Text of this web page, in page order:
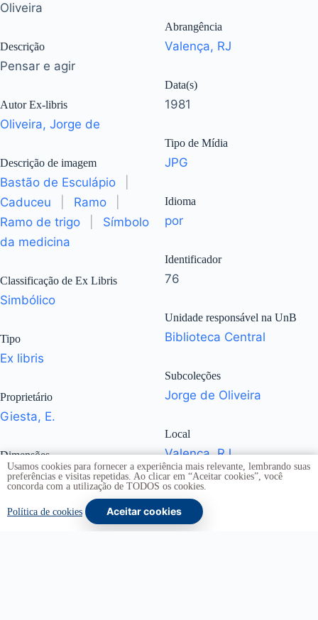
Oliveira
Descrição
Pensar e agir
Autor Ex-libris
Oliveira, Jorge de
Descrição de imagem
Bastão de Esculápio
Caduceu
Ramo
Ramo de trigo
Símbolo
da medicina
Classificação de Ex Libris
Simbólico
Tipo
Ex libris
Proprietário
Giesta, E.
Dimensões
I: 8 x 7,1 cm | S: 10,6 x
Abrangência
Valença, RJ
Data(s)
1981
Tipo de Mídia
JPG
Idioma
por
Identificador
76
Unidade responsável na UnB
Biblioteca Central
Subcoleções
Jorge de Oliveira
Local
Valença, RJ
Usamos cookies para fornecer a experiência mais relevante, lembrando suas
preferências e visitas repetidas. Ao clicar em “Aceitar cookies”, você
concorda com a utilização de TODOS os cookies.
Política de cookies Aceitar cookies